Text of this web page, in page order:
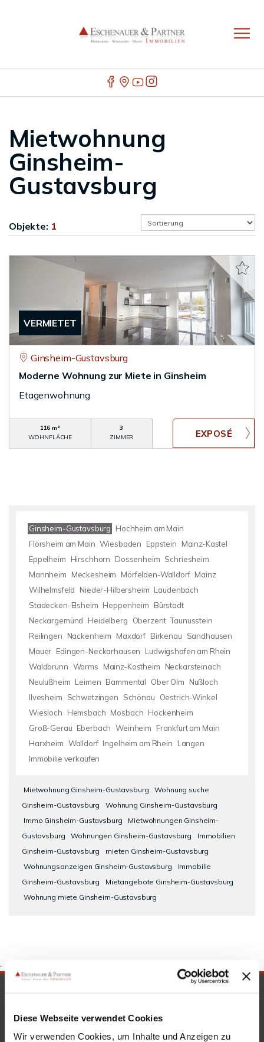
Diese Webseite verwendet Cookies
Wir verwenden Cookies, um Inhalte und Anzeigen zu
Mietwohnung
Ginsheim-
Gustavsburg
Objekte: 1
VERMIETET
Ginsheim-Gustavsburg
Moderne Wohnung zur Miete in Ginsheim
Etagenwohnung
116 m²
WOHNFLÄCHE
3
ZIMMER
Ginsheim-Gustavsburg
Hochheim am Main
Flörsheim am Main Wiesbaden Eppstein
Mainz-Kastel
Eppelheim
Hirschhorn Dossenheim Schriesheim
Mannheim
Meckesheim Mörfelden-Walldorf Mainz
Wilhelmsfeld
Nieder-Hilbersheim Laudenbach
Stadecken-Elsheim Heppenheim
Bürstadt
Neckargemünd
Heidelberg Oberzent Taunusstein
Reilingen
Nackenheim Maxdorf Birkenau
Sandhausen
Mauer Edingen-Neckarhausen
Ludwigshafen am Rhein
Waldbrunn Worms Mainz-Kostheim
Neckarsteinach
Neulußheim Leimen Bammental Ober Olm
Nußloch
Ilvesheim
Schwetzingen Schönau
Oestrich-Winkel
Wiesloch
Hemsbach Mosbach Hockenheim
Groß-Gerau Eberbach Weinheim
Frankfurt am Main
Harxheim Walldorf Ingelheim am Rhein
Langen
Immobilie verkaufen
Mietwohnung Ginsheim-Gustavsburg
Wohnung suche
Ginsheim-Gustavsburg
Wohnung Ginsheim-Gustavsburg
Immo Ginsheim-Gustavsburg
Mietwohnungen Ginsheim-
Gustavsburg
Wohnungen Ginsheim-Gustavsburg
Immobilien
Ginsheim-Gustavsburg
mieten Ginsheim-Gustavsburg
Wohnungsanzeigen Ginsheim-Gustavsburg
Immobilie
Ginsheim-Gustavsburg
Mietangebote Ginsheim-Gustavsburg
Wohnung miete Ginsheim-Gustavsburg
.
SICHERHEIT & KOMPETENZ